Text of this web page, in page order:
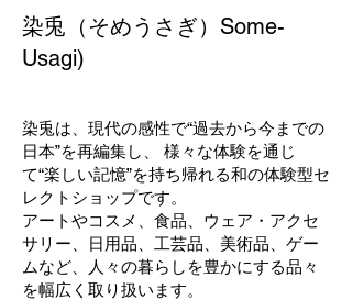
染兎（そめうさぎ）Some-
Usagi)
染兎は、現代の感性で“過去から今までの
日本”を再編集し、 様々な体験を通じ
て“楽しい記憶”を持ち帰れる和の体験型セ
レクトショップです。
アートやコスメ、食品、ウェア・アクセ
サリー、日用品、工芸品、美術品、ゲー
ムなど、人々の暮らしを豊かにする品々
を幅広く取り扱います。